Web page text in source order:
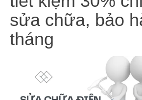
sửa chữa, bảo
tháng